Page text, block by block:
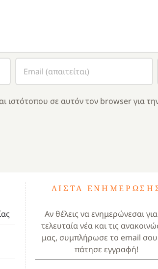
ιστότοπου σε αυτόν τον browser για
ΛΊΣΤΑ
Αν θέλεις να ενημερώνεσαι
τελευταία νέα και τις
μας, συμπλήρωσε το email σου
πάτησε εγγραφή!